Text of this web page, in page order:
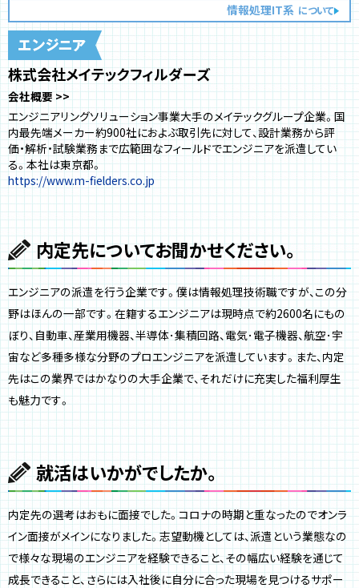
情報処理IT系 について
株式会社メイテックフィルダーズ
会社概要
エンジニアリングソリューション事業大手のメイテックグループ企業。国
内最先端メーカー約900社におよぶ取引先に対して、設計業務から評
価・解析・試験業務まで広範囲なフィールドでエンジニアを派遣してい
る。本社は東京都。
https://www.m-fielders.co.jp
内定先についてお聞かせください。
エンジニアの派遣を行う企業です。僕は情報処理技術職ですが、この分
野はほんの一部です。在籍するエンジニアは現時点で約2600名にもの
ぼり、自動車、産業用機器、半導体･集積回路、電気･電子機器、航空･宇
宙など多種多様な分野のプロエンジニアを派遣しています。また、内定
先はこの業界ではかなりの大手企業で、それだけに充実した福利厚生
も魅力です。
就活はいかがでしたか。
内定先の選考はおもに面接でした。コロナの時期と重なったのでオンラ
イン面接がメインになりました。志望動機としては、派遣という業態なの
で様々な現場のエンジニアを経験できること、その幅広い経験を通じて
成長できること、さらには入社後に自分に合った現場を見つけるサポー